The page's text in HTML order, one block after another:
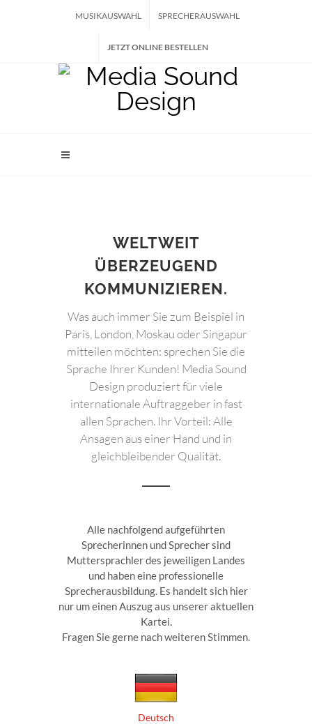
MUSIKAUSWAHL SPRECHERAUSWAHL
JETZT ONLINE BESTELLEN
WELTWEIT
ÜBERZEUGEND
KOMMUNIZIEREN.
Was auch immer Sie zum Beispiel in
Paris, London, Moskau oder Singapur
mitteilen möchten: sprechen Sie die
Sprache Ihrer Kunden! Media Sound
Design produziert für viele
internationale Auftraggeber in fast
allen Sprachen. Ihr Vorteil: Alle
Ansagen aus einer Hand und in
gleichbleibender Qualität.
Alle nachfolgend aufgeführten
Sprecherinnen und Sprecher sind
Muttersprachler des jeweiligen Landes
und haben eine professionelle
Sprecherausbildung. Es handelt sich hier
nur um einen Auszug aus unserer aktuellen
Kartei.
Fragen Sie gerne nach weiteren Stimmen.
Deutsch